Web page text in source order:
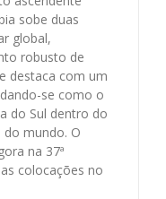
sobe duas
global,
robusto de
destaca com um
se como o
do Sul dentro do
do mundo. O
na 37ª
colocações no